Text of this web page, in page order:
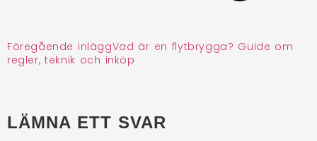
Föregående inläggVad är en flytbrygga? Guide om
regler, teknik och inköp
LÄMNA ETT SVAR